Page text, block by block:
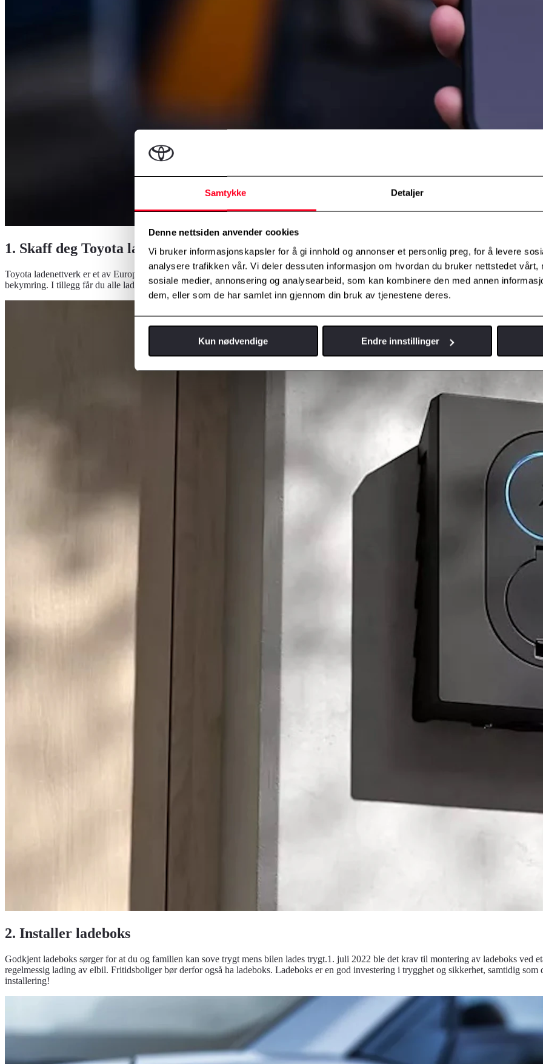
Samtykke Detaljer
Denne nettsiden anvender cookies
Vi bruker informasjonskapsler for å gi innhold og annonser et personlig preg, for å levere
analysere trafikken vår. Vi deler dessuten informasjon om hvordan du bruker nettstedet vårt,
sosiale medier, annonsering og analysearbeid, som kan kombinere den med annen
dem, eller som de har samlet inn gjennom din bruk av tjenestene deres.
Kun nødvendige Endre innstillinger
1. Skaff deg Toyota ladekort/-app
Toyota ladenettverk er et av Europas største med mer enn 18 000 ladepunkter bare i Norge. Med Toyotas ladekort og/eller -app har du
bekymring. I tillegg får du alle ladeutgiftene dine samlet på én faktura hver måned – uavhengig av ladeoperatør.
2. Installer ladeboks
Godkjent ladeboks sørger for at du og familien kan sove trygt mens bilen lades trygt.1. juli 2022 ble det krav til montering av ladeboks ved
regelmessig lading av elbil. Fritidsboliger bør derfor også ha ladeboks. Ladeboks er en god investering i trygghet og sikkerhet, samtidig
installering!